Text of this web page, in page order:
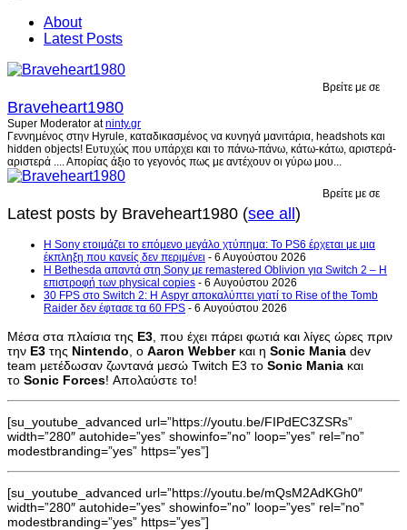
About
Latest Posts
Βρείτε με σε
Braveheart1980
Super Moderator atninty.gr
Γεννημένος στην Hyrule, καταδικασμένος να κυνηγά μανιτάρια, headshots και
hidden objects! Ευτυχώς που υπάρχει και το πάνω-πάνω, κάτω-κάτω, αριστερά-
αριστερά .... Απορίας άξιο το γεγονός πως με αντέχουν οι γύρω μου...
Βρείτε με σε
Latest posts by Braveheart1980 (see all)
Η Sony ετοιμάζει το επόμενο μεγάλο χτύπημα: Το PS6 έρχεται με μια
έκπληξη που κανείς δεν περιμένει - 6 Αυγούστου 2026
Η Bethesda απαντά στη Sony με remastered Oblivion για Switch 2 – Η
επιστροφή των physical copies - 6 Αυγούστου 2026
30 FPS στο Switch 2: Η Aspyr αποκαλύπτει γιατί το Rise of the Tomb
Raider δεν έφτασε τα 60 FPS - 6 Αυγούστου 2026
Μέσα στα πλαίσια της Ε3 , που έχει πάρει φωτιά και λίγες ώρες πριν
την Ε3 της Nintendo , ο Aaron Webberκαι η Sonic Mania dev
team μετέδωσαν ζωντανά μεσώ Twitch E3 το Sonic Mania και
το Sonic Forces! Απολαύστε το!
[su_youtube_advanced url=”https://youtu.be/FIPdEC3ZSRs”
width=”280″ autohide=”yes” showinfo=”no” loop=”yes” rel=”no”
modestbranding=”yes” https=”yes”]
[su_youtube_advanced url=”https://youtu.be/mQsM2AdKGh0″
width=”280″ autohide=”yes” showinfo=”no” loop=”yes” rel=”no”
modestbranding=”yes” https=”yes”]